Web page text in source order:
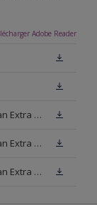
Adobe Reader
Fiche de données de sécurité Alphaloxan Extra Base W05
Fiche de données de sécurité Alphaloxan Extra Base N00
Fiche de données de sécurité Alphaloxan Extra Base M15